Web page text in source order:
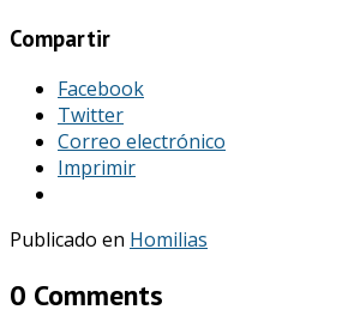
Compartir
Facebook
Twitter
Correo electrónico
Imprimir
Publicado en Homilias
0 Comments